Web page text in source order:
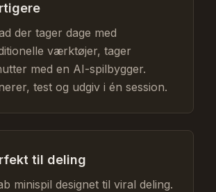
der tager dage med
værktøjer, tager
med en AI-spilbygger.
test og udgiv i én session.
til deling
minispil designet til viral deling.